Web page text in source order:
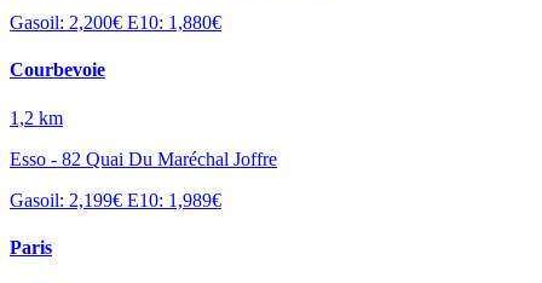
Gasoil: 2,200€ E10: 1,880€
Courbevoie
1,2 km
Esso - 82 Quai Du Maréchal Joffre
Gasoil: 2,199€ E10: 1,989€
Paris